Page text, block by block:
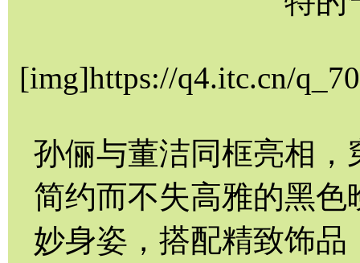
[img]https://q4.itc.cn/
孙俪与董洁同框亮相
简约而不失高雅的黑
妙身姿，搭配精致饰